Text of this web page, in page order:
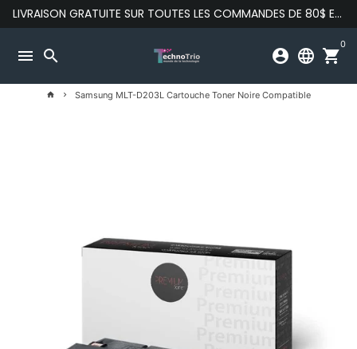
Passer
au
LIVRAISON GRATUITE SUR TOUTES LES COMMANDES DE 80$ ET PLUS
menu search account_circle language shopping_cart
0
home keyboard_arrow_right Samsung MLT-D203L Cartouche Toner Noire Compatible